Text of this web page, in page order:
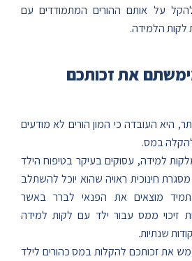
על אותם ההורים המתמודדים עם
לקות הלמידה.
את זכותכם
היא העובדה כי המון הורים לא מודעים
במס.
למידה, עסוקים בעיקר בטיפוח הילד
חינוכית ראויה שהוא יוכל להשתלב
מוצאים את הפנאי לברר באשר
זיכוי ממס עבור ילד עם לקות למידה
את זכותכם להקלות במס כהורים לילד